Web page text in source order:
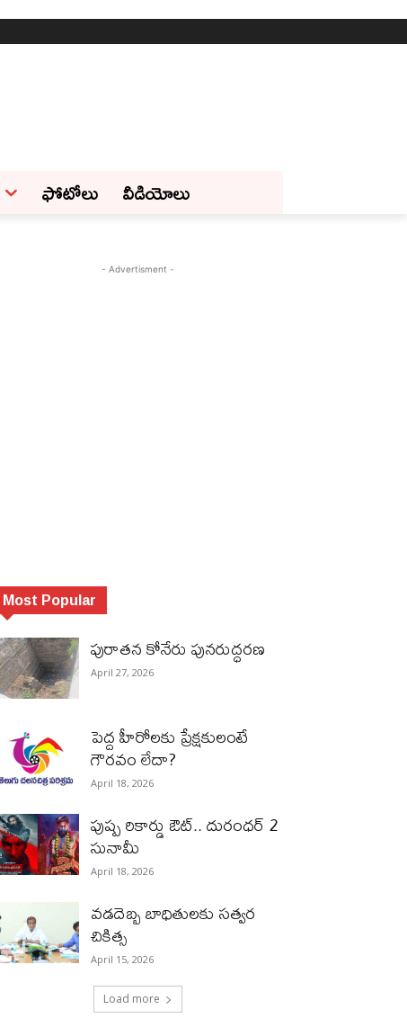
ఫోటోలు వీడియోలు
- Advertisment -
Most Popular
పురాత‌న కోనేరు పున‌రుద్ధ‌ర‌ణ
April 27, 2026
పెద్ద హీరోల‌కు ప్రేక్ష‌కులంటే
గౌర‌వం లేదా?
April 18, 2026
పుష్ప రికార్డు ఔట్‌.. దురంధ‌ర్ 2
సునామీ
April 18, 2026
వడదెబ్బ బాధితులకు సత్వర
చికిత్స
April 15, 2026
Load more